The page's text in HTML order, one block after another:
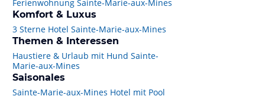
Ferienwohnung Sainte-Marie-aux-Mines
Komfort & Luxus
3 Sterne Hotel Sainte-Marie-aux-Mines
Themen & Interessen
Haustiere & Urlaub mit Hund Sainte-
Marie-aux-Mines
Saisonales
Sainte-Marie-aux-Mines Hotel mit Pool